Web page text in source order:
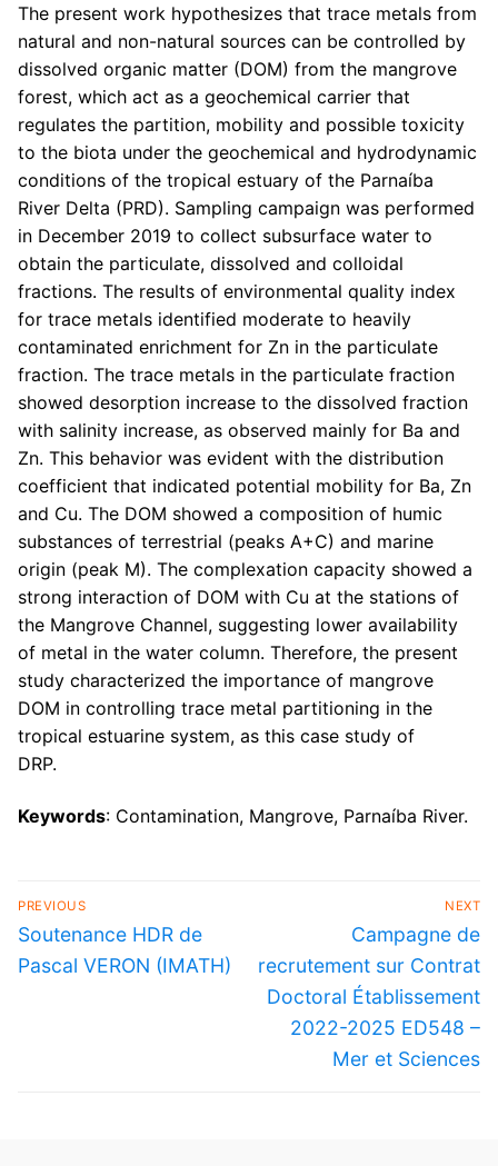
The present work hypothesizes that trace metals from
natural and non-natural sources can be controlled by
dissolved organic matter (DOM) from the mangrove
forest, which act as a geochemical carrier that
regulates the partition, mobility and possible toxicity
to the biota under the geochemical and hydrodynamic
conditions of the tropical estuary of the Parnaíba
River Delta (PRD). Sampling campaign was performed
in December 2019 to collect subsurface water to
obtain the particulate, dissolved and colloidal
fractions. The results of environmental quality index
for trace metals identified moderate to heavily
contaminated enrichment for Zn in the particulate
fraction. The trace metals in the particulate fraction
showed desorption increase to the dissolved fraction
with salinity increase, as observed mainly for Ba and
Zn. This behavior was evident with the distribution
coefficient that indicated potential mobility for Ba, Zn
and Cu. The DOM showed a composition of humic
substances of terrestrial (peaks A+C) and marine
origin (peak M). The complexation capacity showed a
strong interaction of DOM with Cu at the stations of
the Mangrove Channel, suggesting lower availability
of metal in the water column. Therefore, the present
study characterized the importance of mangrove
DOM in controlling trace metal partitioning in the
tropical estuarine system, as this case study of
DRP.
Keywords: Contamination, Mangrove, Parnaíba River.
PREVIOUS
Soutenance HDR de
Pascal VERON (IMATH)
NEXT
Campagne de
recrutement sur Contrat
Doctoral Établissement
2022-2025 ED548 –
Mer et Sciences